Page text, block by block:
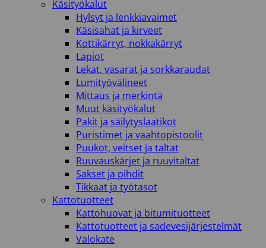
Käsityökalut
Hylsyt ja lenkkiavaimet
Käsisahat ja kirveet
Kottikärryt, nokkakärryt
Lapiot
Lekat, vasarat ja sorkkaraudat
Lumityövälineet
Mittaus ja merkintä
Muut käsityökalut
Pakit ja säilytyslaatikot
Puristimet ja vaahtopistoolit
Puukot, veitset ja taltat
Ruuvauskärjet ja ruuvitaltat
Sakset ja pihdit
Tikkaat ja työtasot
Kattotuotteet
Kattohuovat ja bitumituotteet
Kattotuotteet ja sadevesijärjestelmät
Valokate